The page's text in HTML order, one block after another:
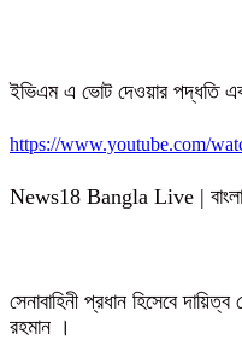
ইভিএম এ ভোট দেওয়ার পদ্ধতি
https://www.youtube.com/
News18 Bangla Live |
সেনাবাহিনী প্রধান হিসেবে
রহমান ।